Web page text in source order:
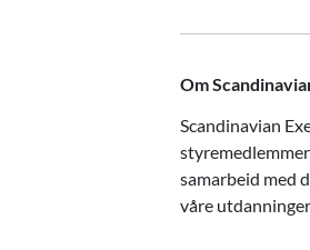
Om
Scandinavian
samarbeid med
våre